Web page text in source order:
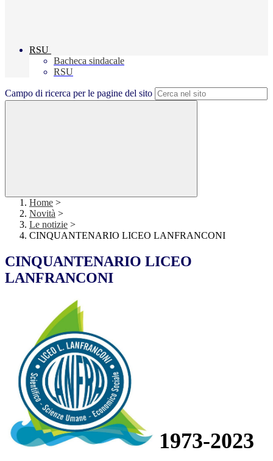
RSU
Bacheca sindacale
RSU
Campo di ricerca per le pagine del sito
Home >
Novità >
Le notizie >
CINQUANTENARIO LICEO LANFRANCONI
CINQUANTENARIO LICEO
LANFRANCONI
1973-2023